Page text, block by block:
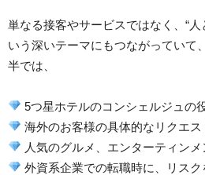
単なる接客やサービスではなく、“人
いう深いテーマにもつながっていて
半では、
5つ星ホテルのコンシェルジュの
海外のお客様の具体的なリクエ
人気のグルメ、エンターティンメ
外資系企業での転職時に、リス